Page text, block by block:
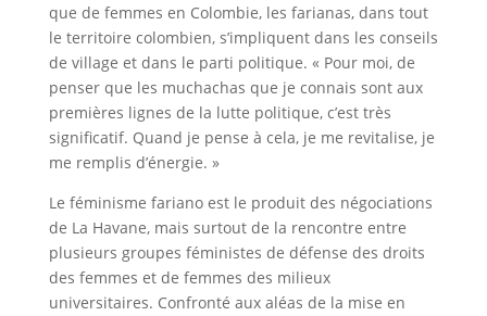
que de femmes en Colombie, les farianas, dans tout
le territoire colombien, s’impliquent dans les conseils
de village et dans le parti politique. « Pour moi, de
penser que les muchachas que je connais sont aux
premières lignes de la lutte politique, c’est très
significatif. Quand je pense à cela, je me revitalise, je
me remplis d’énergie. »
Le féminisme fariano est le produit des négociations
de La Havane, mais surtout de la rencontre entre
plusieurs groupes féministes de défense des droits
des femmes et de femmes des milieux
universitaires. Confronté aux aléas de la mise en